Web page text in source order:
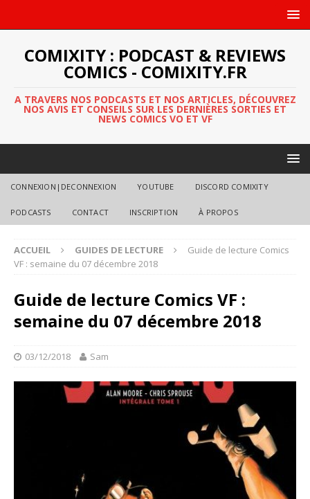
COMIXITY : PODCAST & REVIEWS
COMICS - COMIXITY.FR
A TRAVERS NOS PODCASTS ET NOS ARTICLES, DÉCOUVREZ
NOS AVIS ET CONSEILS SUR LES DERNIÈRES SORTIES ET
NEWS COMICS VO ET VF
CONNEXION|DECONNEXION YOUTUBE DISCORD COMIXITY
PODCASTS CONTACT INSCRIPTION À PROPOS
ACCUEIL GUIDES DE LECTURE
Guide de lecture Comics
VF : semaine du 07 décembre 2018
Guide de lecture Comics VF :
semaine du 07 décembre 2018
03/12/2018 Sam